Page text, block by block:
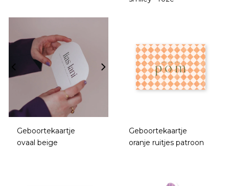
Geboortekaartje
ovaal beige
Geboortekaartje
oranje ruitjes patroon